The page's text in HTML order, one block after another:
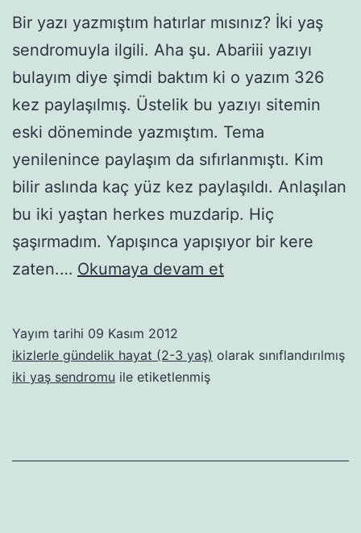
Bir yazı yazmıştım hatırlar mısınız? İki yaş
sendromuyla ilgili. Aha şu. Abariii yazıyı
bulayım diye şimdi baktım ki o yazım 326
kez paylaşılmış. Üstelik bu yazıyı sitemin
eski döneminde yazmıştım. Tema
yenilenince paylaşım da sıfırlanmıştı. Kim
bilir aslında kaç yüz kez paylaşıldı. Anlaşılan
bu iki yaştan herkes muzdarip. Hiç
şaşırmadım. Yapışınca yapışıyor bir kere
zaten.… Okumaya devam etİki
reçete
Yayım tarihi 09 Kasım 2012
ikizlerle gündelik hayat (2-3 yaş) olarak sınıflandırılmış
iki yaş sendromu ile etiketlenmiş